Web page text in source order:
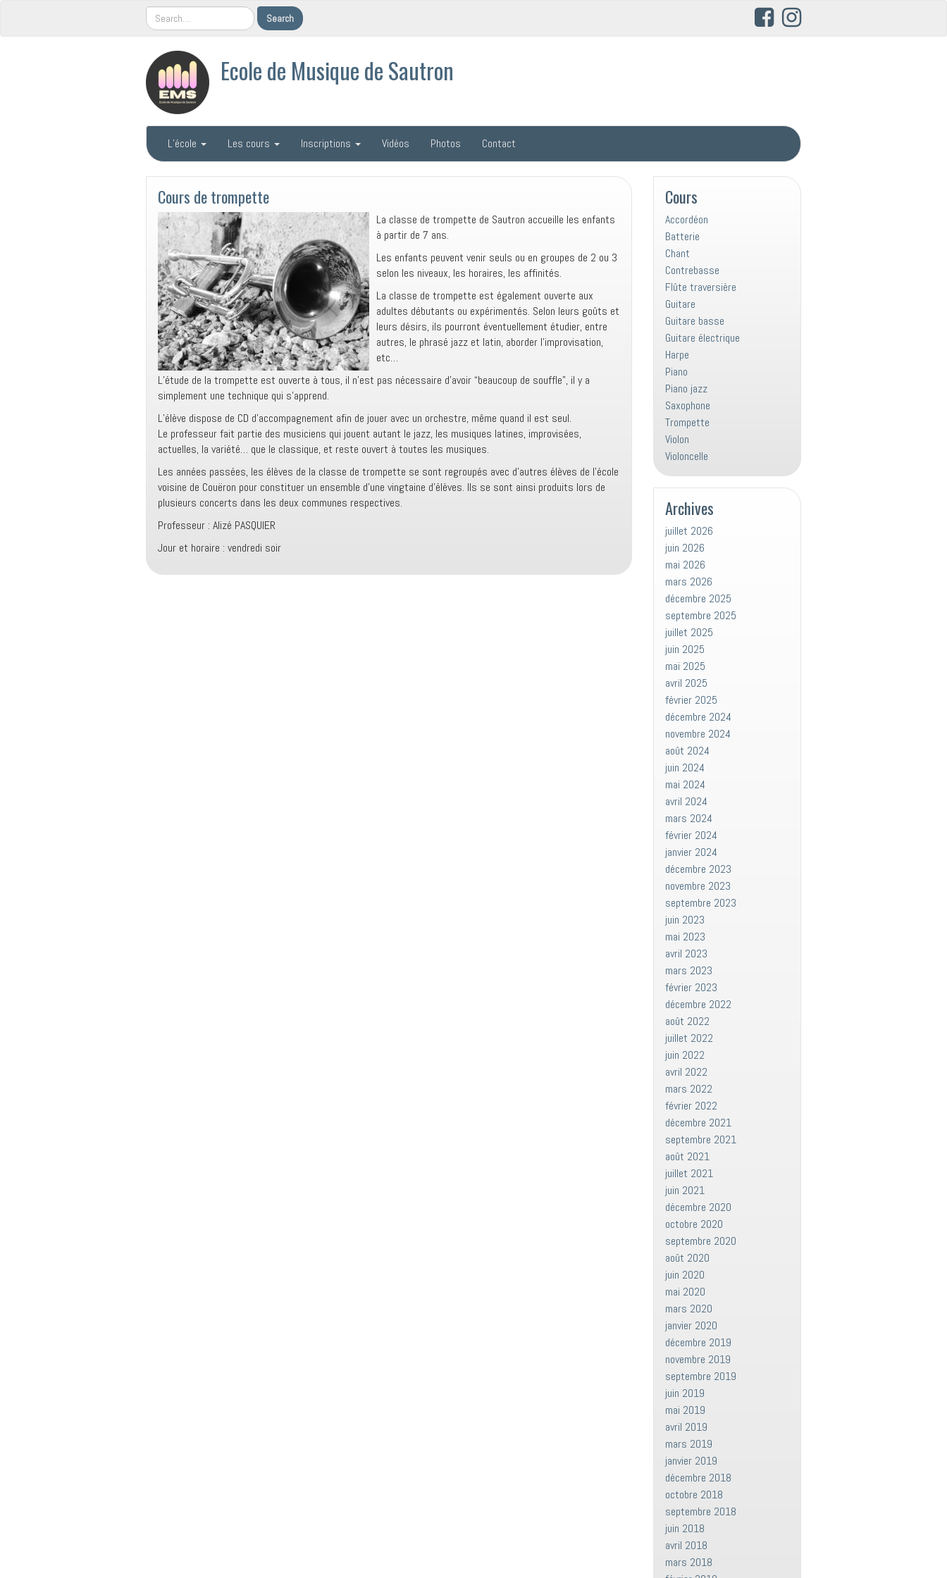
Ecole de Musique de Sautron
L’école Les cours Inscriptions Vidéos Photos Contact
Cours de trompette
La classe de trompette de Sautron accueille les enfants
à partir de 7 ans.
Les enfants peuvent venir seuls ou en groupes de 2 ou 3
selon les niveaux, les horaires, les affinités.
La classe de trompette est également ouverte aux
adultes débutants ou expérimentés. Selon leurs goûts et
leurs désirs, ils pourront éventuellement étudier, entre
autres, le phrasé jazz et latin, aborder l’improvisation,
etc…
L’étude de la trompette est ouverte à tous, il n’est pas nécessaire d’avoir “beaucoup de souffle”, il y a
simplement une technique qui s’apprend.
L’élève dispose de CD d’accompagnement afin de jouer avec un orchestre, même quand il est seul.
Le professeur fait partie des musiciens qui jouent autant le jazz, les musiques latines, improvisées,
actuelles, la variété… que le classique, et reste ouvert à toutes les musiques.
Les années passées, les élèves de la classe de trompette se sont regroupés avec d’autres élèves de l’école
voisine de Couëron pour constituer un ensemble d’une vingtaine d’élèves. Ils se sont ainsi produits lors de
plusieurs concerts dans les deux communes respectives.
Professeur : Alizé PASQUIER
Jour et horaire : vendredi soir
Cours
Accordéon
Batterie
Chant
Contrebasse
Flûte traversière
Guitare
Guitare basse
Guitare électrique
Harpe
Piano
Piano jazz
Saxophone
Trompette
Violon
Violoncelle
Archives
juillet 2026
juin 2026
mai 2026
mars 2026
décembre 2025
septembre 2025
juillet 2025
juin 2025
mai 2025
avril 2025
février 2025
décembre 2024
novembre 2024
août 2024
juin 2024
mai 2024
avril 2024
mars 2024
février 2024
janvier 2024
décembre 2023
novembre 2023
septembre 2023
juin 2023
mai 2023
avril 2023
mars 2023
février 2023
décembre 2022
août 2022
juillet 2022
juin 2022
avril 2022
mars 2022
février 2022
décembre 2021
septembre 2021
août 2021
juillet 2021
juin 2021
décembre 2020
octobre 2020
septembre 2020
août 2020
juin 2020
mai 2020
mars 2020
janvier 2020
décembre 2019
novembre 2019
septembre 2019
juin 2019
mai 2019
avril 2019
mars 2019
janvier 2019
décembre 2018
octobre 2018
septembre 2018
juin 2018
avril 2018
mars 2018